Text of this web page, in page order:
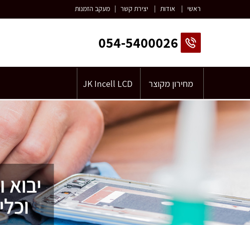
ראשי | אודות | יצירת קשר | מעקב הזמנות
054-5400026
מחירון מקוצר JK Incell LCD